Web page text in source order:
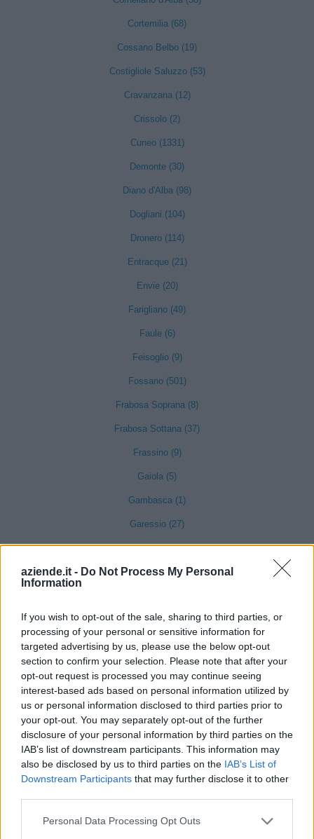
aziende.it - Do Not Process My Personal
Information
If you wish to opt-out of the sale, sharing to third parties, or
processing of your personal or sensitive information for
targeted advertising by us, please use the below opt-out
section to confirm your selection. Please note that after your
opt-out request is processed you may continue seeing
interest-based ads based on personal information utilized by
us or personal information disclosed to third parties prior to
your opt-out. You may separately opt-out of the further
disclosure of your personal information by third parties on the
IAB’s list of downstream participants. This information may
also be disclosed by us to third parties on the IAB’s List of
Downstream Participants that may further disclose it to other
Personal Data Processing Opt Outs
Cortemilia (68)
Cossano Belbo (19)
Costigliole Saluzzo (53)
Cravanzana (12)
Crissolo (2)
Cuneo (1331)
Demonte (30)
Diano d'Alba (98)
Dogliani (104)
Dronero (114)
Entracque (21)
Envie (20)
Farigliano (49)
Faule (6)
Feisoglio (9)
Fossano (501)
Frabosa Soprana (8)
Frabosa Sottana (37)
Frassino (9)
Gaiola (5)
Gambasca (1)
Garessio (27)
Genola (67)
Gorzegno (6)
Grinzane Cavour (34)
Guarene (95)
Igliano (2)
Lagnasco (77)
La Morra (122)
Lequio Tanaro (26)
Lequio Berria (10)
Lesegno (12)